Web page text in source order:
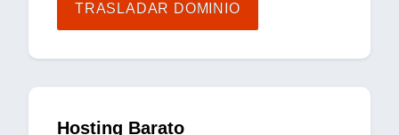
TRASLADAR DOMINIO
Hosting Barato